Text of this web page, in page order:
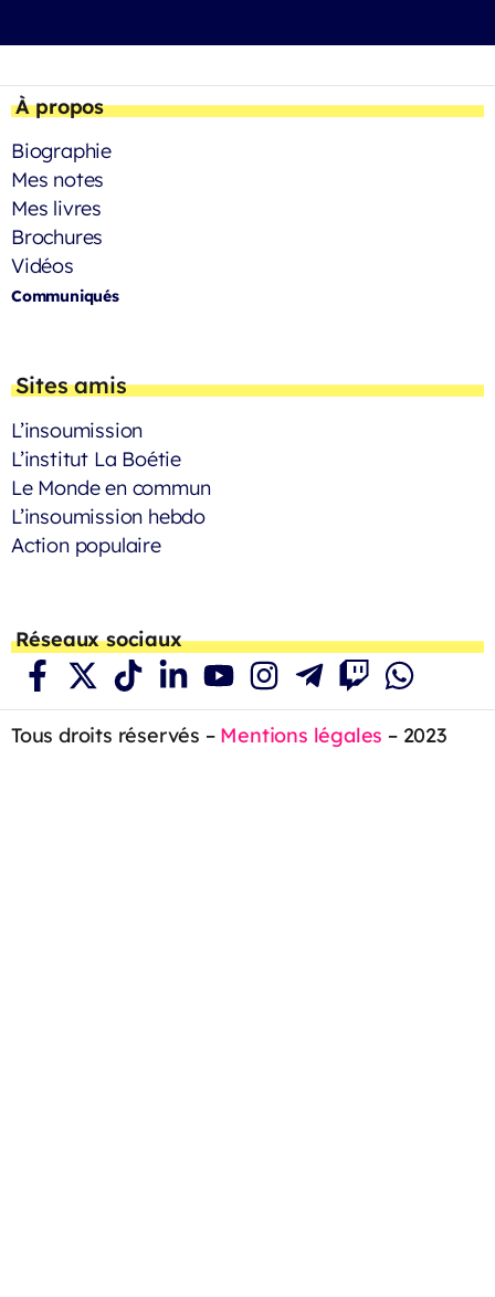
À propos
Biographie
Mes notes
Mes livres
Brochures
Vidéos
Communiqués
Sites amis
L’insoumission
L’institut La Boétie
Le Monde en commun
L’insoumission hebdo
Action populaire
Réseaux sociaux
Tous droits réservés – Mentions légales – 2023